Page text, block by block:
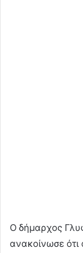
Ο δήμαρχος
ανακοίνωσε ότι